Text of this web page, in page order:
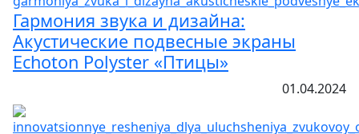
Гармония звука и дизайна:
Акустические подвесные экраны
Echoton Polyster «Птицы»
01.04.2024